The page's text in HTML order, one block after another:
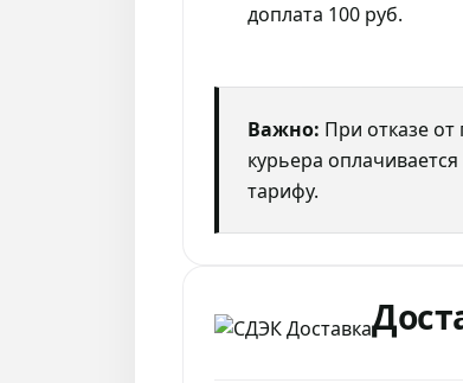
доплата 100 руб.
Важно: При отказе от
курьера
тарифу.